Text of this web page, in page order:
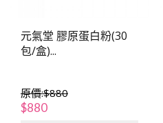
元氣堂 膠原蛋白粉(30
包/盒)...
原價:$880
$880